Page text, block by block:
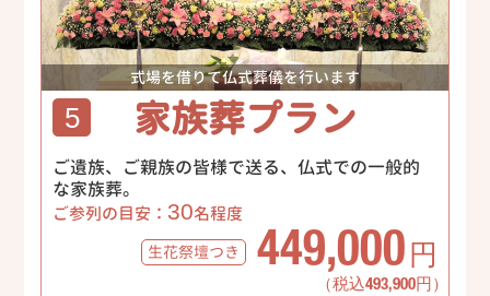
式場を借りて仏式葬儀を行います
5 家族葬プラン
ご遺族、ご親族の皆様で送る、仏式での一般的
な家族葬。
ご参列の目安： 30名程度
生花祭壇つき 449,000 円
（税込493,900円）